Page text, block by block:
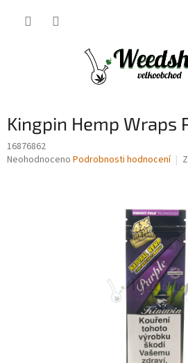
Kingpin Hemp Wraps
16876862
Průměrné
Neohodnoceno Podrobnosti hodnocení